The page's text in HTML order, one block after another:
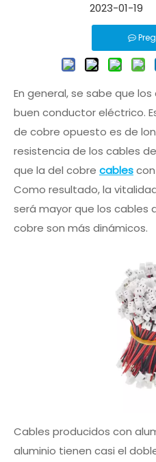
2023-01-19
En general, se sabe que
buen conductor eléctrico.
de cobre opuesto es de
resistencia de los cables
que la del cobre cables
Como resultado, la
será mayor que los cables
cobre son más dinámicos.
Cables producidos con
aluminio tienen casi el